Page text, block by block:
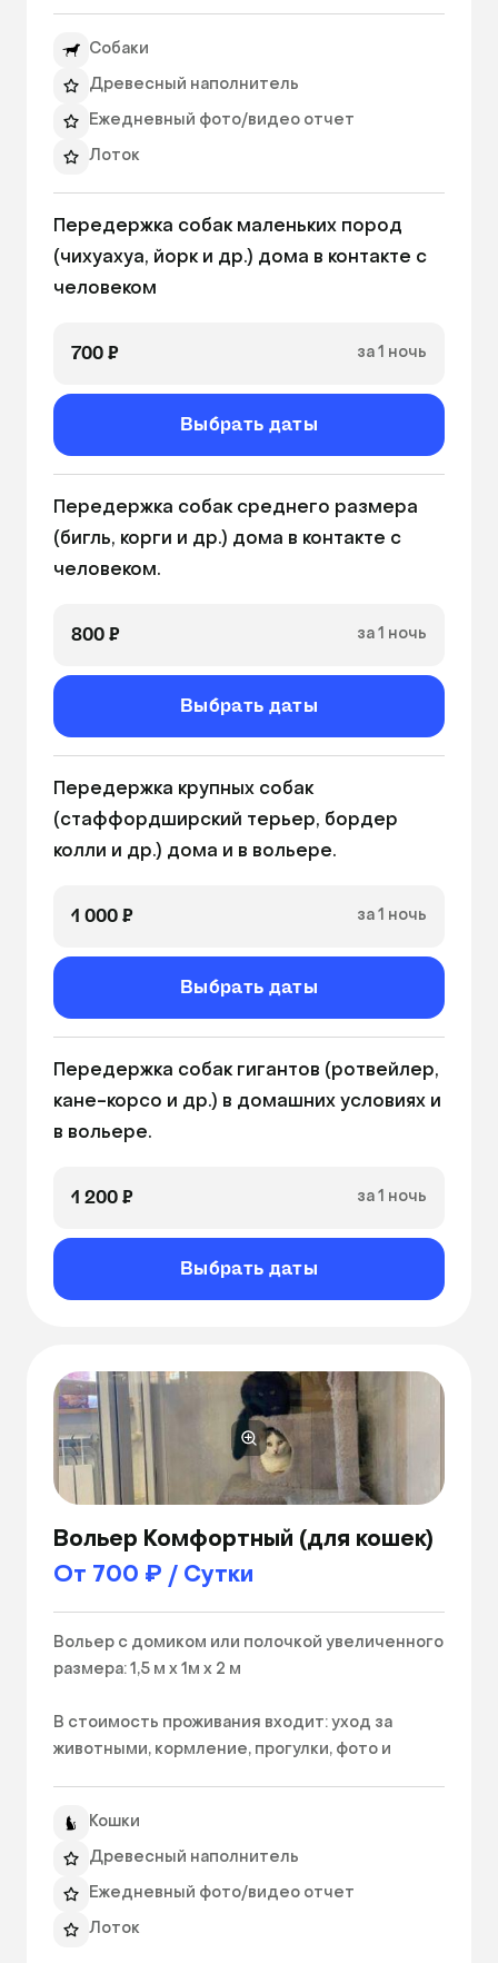
НЕ ВХОДИТ В СТОИМОСТЬ:
корм - оплачивается отдельно по чеку либо
наполнитель, если питомец привык к другому
типу наполнителей.
Собаки
Древесный наполнитель
Ежедневный фото/видео отчет
Лоток
Миски
Игровое пространство для питомца
Питьевая вода
Передержка собак маленьких пород
(чихуахуа, йорк и др.) дома в контакте с
700 ₽ за 1 ночь
Выбрать даты
Передержка собак среднего размера
(бигль, корги и др.) дома в контакте с
человеком.
800 ₽ за 1 ночь
Выбрать даты
Передержка крупных собак
(стаффордширский терьер, бордер
колли и др.) дома и в вольере.
1 000 ₽ за 1 ночь
Выбрать даты
Передержка собак гигантов (ротвейлер,
кане-корсо и др.) в домашних условиях и
в вольере.
1 200 ₽ за 1 ночь
Выбрать даты
Вольер Комфортный (для кошек)
От 700 ₽ / Сутки
Вольер с домиком или полочкой увеличенного
размера: 1,5 м х 1м х 2 м
В стоимость проживания входит: уход за
животными, кормление, прогулки, фото и
антибактериальную обработку.
НЕ ВХОДИТ В СТОИМОСТЬ:
предоставляется хозяином;
Кошки
Древесный наполнитель
Ежедневный фото/видео отчет
Лоток